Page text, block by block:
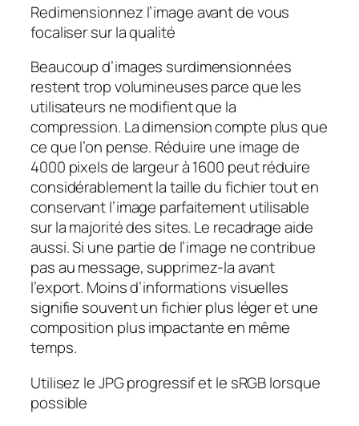
Redimensionnez l’image avant de vous
focaliser sur la qualité
Beaucoup d’images surdimensionnées
restent trop volumineuses parce que les
utilisateurs ne modifient que la
compression. La dimension compte plus que
ce que l’on pense. Réduire une image de
4000 pixels de largeur à 1600 peut réduire
considérablement la taille du fichier tout en
conservant l’image parfaitement utilisable
sur la majorité des sites. Le recadrage aide
aussi. Si une partie de l’image ne contribue
pas au message, supprimez-la avant
l’export. Moins d’informations visuelles
signifie souvent un fichier plus léger et une
composition plus impactante en même
temps.
Utilisez le JPG progressif et le sRGB lorsque
possible